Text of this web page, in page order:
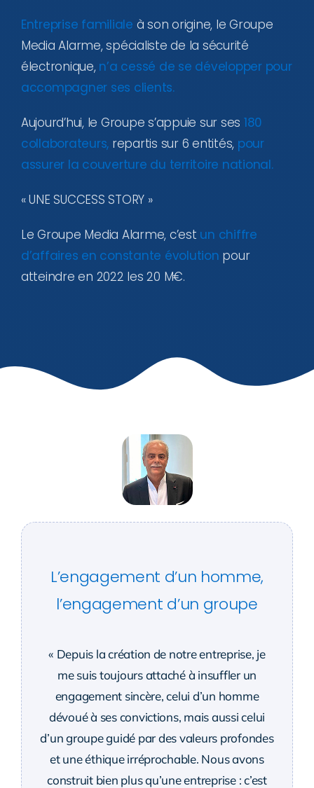
Entreprise familiale à son origine, le Groupe
Media Alarme, spécialiste de la sécurité
électronique, n’a cessé de se développer pour
accompagner ses clients.
Aujourd’hui, le Groupe s’appuie sur ses 180
collaborateurs, repartis sur 6 entités, pour
assurer la couverture du territoire national.
« UNE SUCCESS STORY »
Le Groupe Media Alarme, c’est un chiffre
d’affaires en constante évolution pour
atteindre en 2022 les 20 M€.
L’engagement d’un homme,
l’engagement d’un groupe
« Depuis la création de notre entreprise, je
me suis toujours attaché à insuffler un
engagement sincère, celui d’un homme
dévoué à ses convictions, mais aussi celui
d’un groupe guidé par des valeurs profondes
et une éthique irréprochable. Nous avons
construit bien plus qu’une entreprise : c’est